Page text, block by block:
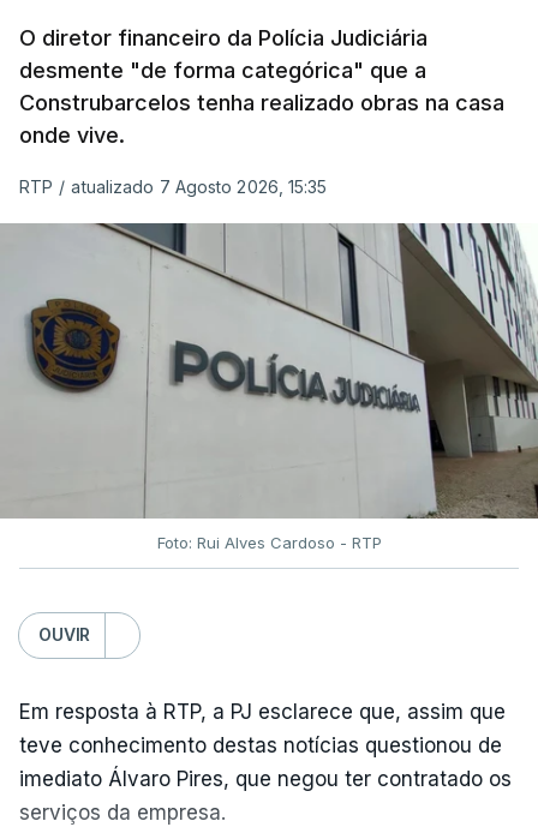
O diretor financeiro da Polícia Judiciária
desmente "de forma categórica" que a
Construbarcelos tenha realizado obras na casa
onde vive.
RTP / atualizado 7 Agosto 2026, 15:35
Foto: Rui Alves Cardoso - RTP
OUVIR
Em resposta à RTP, a PJ esclarece que, assim que
teve conhecimento destas notícias questionou de
imediato Álvaro Pires, que negou ter contratado os
serviços da empresa.